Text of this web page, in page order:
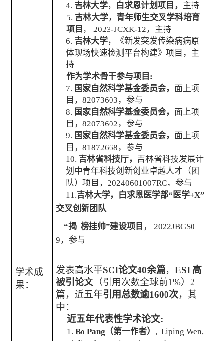
4. 吉林大学，白求恩计划项目， 主持
5. 吉林大学，青年师生交叉学科培育
项目 ， 2023-JCXK-12 ，主持
6. 吉林大学，
《新发突发传染病病原
体现场快速检测平台构建》项目 ，主
持
作为学术骨干参与项目 :
7. 国家自然科学基金委员会， 面上项
目， 82073603 ，参与
8. 国家自然科学基金委员会， 面上项
目， 82073602 ，参与
9. 国家自然科学基金委员会， 面上项
目， 81872668 ，参与
10. 吉林省科技厅， 吉林省科技发展计
划中青年科技创新创业卓越人才（团
队）项目， 20240601007RC，参与
11.吉林大学，白求恩医学部“医学+X”
交叉创新团队
“揭 榜挂帅”建设项目 ，
2022JBGS0
9 ，参与
学术成
果：
发表高水平SCI论文40余篇， ESI 高
被引论文（引用次数全球前1%） 2
篇，近五年引用总数逾1600次，其
中：
近五年代表性学术论文:
1. Bo Pang （第一作者） , Liping Wen,